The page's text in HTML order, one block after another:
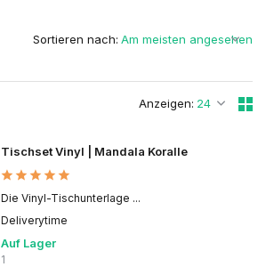
Anzeigen:
Sortieren nach:
Tischset Vinyl | Mandala Koralle
Die Vinyl-Tischunterlage ...
Deliverytime
Auf Lager
1